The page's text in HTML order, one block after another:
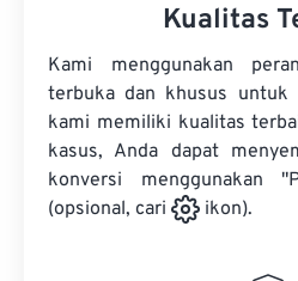
Kualitas
Kami menggunakan
terbuka dan khusus untuk
kami memiliki kualitas
kasus, Anda dapat
konversi menggunakan
(opsional, cari
ikon).